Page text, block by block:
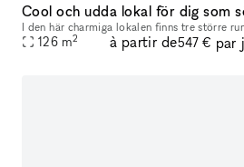
126 m2 à partir de547 € par